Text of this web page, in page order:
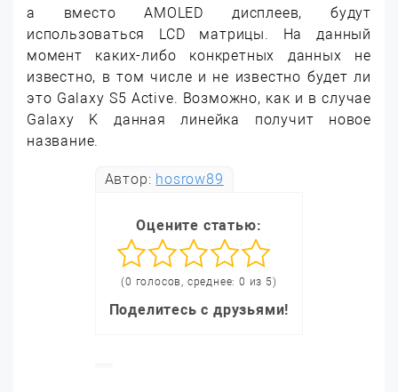
а вместо AMOLED дисплеев, будут
использоваться LCD матрицы. На данный
момент каких-либо конкретных данных не
известно, в том числе и не известно будет ли
это Galaxy S5 Active. Возможно, как и в случае
Galaxy K данная линейка получит новое
название.
Автор: hosrow89
Оцените статью:
(0 голосов, среднее: 0 из 5)
Поделитесь с друзьями!